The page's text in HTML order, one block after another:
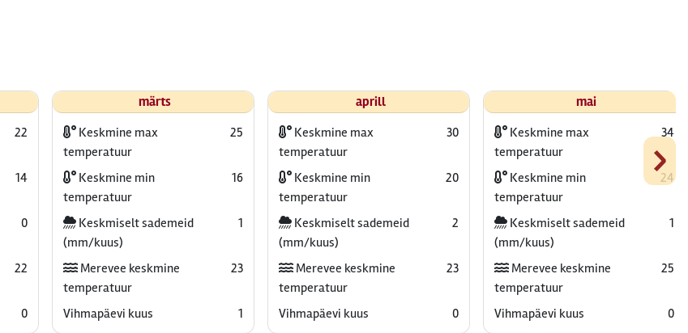
›
22
14
0
22
0
märts
Keskmine max
temperatuur
25
Keskmine min
temperatuur
16
Keskmiselt sademeid
(mm/kuus)
1
Merevee keskmine
temperatuur
23
Vihmapäevi kuus 1
aprill
Keskmine max
temperatuur
30
Keskmine min
temperatuur
20
Keskmiselt sademeid
(mm/kuus)
2
Merevee keskmine
temperatuur
23
Vihmapäevi kuus 0
mai
Keskmine max
temperatuur
34
Keskmine min
temperatuur
24
Keskmiselt sademeid
(mm/kuus)
1
Merevee keskmine
temperatuur
25
Vihmapäevi kuus 0